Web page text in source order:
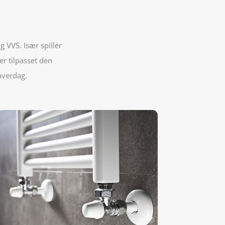
VVS. Især spiller
tilpasset den